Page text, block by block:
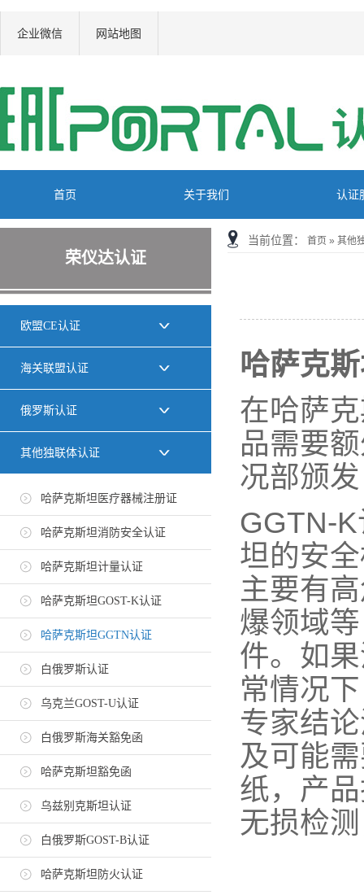
企业微信 网站地图
首页 关于我们 认证
荣仪达认证
欧盟CE认证
海关联盟认证
俄罗斯认证
其他独联体认证
哈萨克斯坦医疗器械注册证
哈萨克斯坦消防安全认证
哈萨克斯坦计量认证
哈萨克斯坦GOST-K认证
哈萨克斯坦GGTN认证
白俄罗斯认证
乌克兰GOST-U认证
白俄罗斯海关豁免函
哈萨克斯坦豁免函
乌兹别克斯坦认证
白俄罗斯GOST-B认证
哈萨克斯坦防火认证
当前位置： 首页 » 其他
哈萨克
在哈萨
品需要
况部颁
GGTN-K
坦的安
主要有
爆领域
件。如
常情况
专家结
及可能
纸，产
无损检